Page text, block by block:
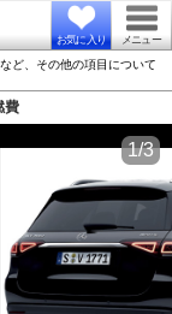
お気に入り メニュー
ど、その他の項目について
費
1/3